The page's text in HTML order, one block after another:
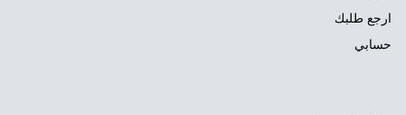
ارجع طلبك
حسابي